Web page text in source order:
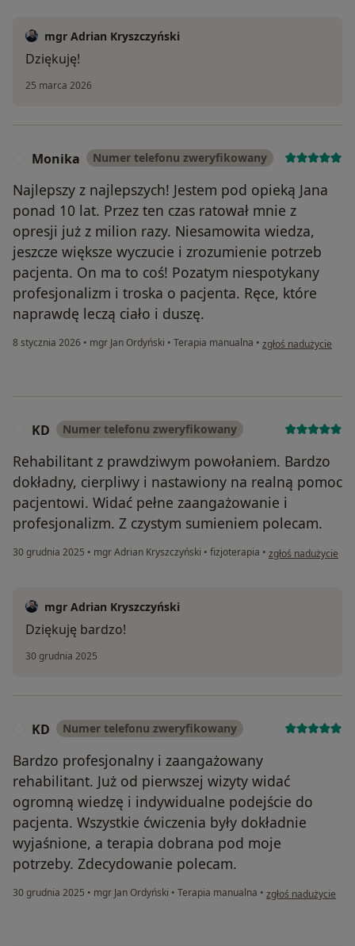
mgr Adrian Kryszczyński
Dziękuję!
25 marca 2026
Monika Numer telefonu zweryfikowany
Najlepszy z najlepszych! Jestem pod opieką Jana
ponad 10 lat. Przez ten czas ratował mnie z
opresji już z milion razy. Niesamowita wiedza,
jeszcze większe wyczucie i zrozumienie potrzeb
pacjenta. On ma to coś! Pozatym niespotykany
profesjonalizm i troska o pacjenta. Ręce, które
naprawdę leczą ciało i duszę.
8 stycznia 2026 • mgr Jan Ordyński • Terapia manualna • w opinii użytkownika
zgłoś nadużycie
KD Numer telefonu zweryfikowany
Rehabilitant z prawdziwym powołaniem. Bardzo
dokładny, cierpliwy i nastawiony na realną pomoc
pacjentowi. Widać pełne zaangażowanie i
profesjonalizm. Z czystym sumieniem polecam.
30 grudnia 2025 • mgr Adrian Kryszczyński • fizjoterapia • w opinii
zgłoś nadużycie
mgr Adrian Kryszczyński
Dziękuję bardzo!
30 grudnia 2025
KD Numer telefonu zweryfikowany
Bardzo profesjonalny i zaangażowany
rehabilitant. Już od pierwszej wizyty widać
ogromną wiedzę i indywidualne podejście do
pacjenta. Wszystkie ćwiczenia były dokładnie
wyjaśnione, a terapia dobrana pod moje
potrzeby. Zdecydowanie polecam.
30 grudnia 2025 • mgr Jan Ordyński • Terapia manualna • w opinii
zgłoś nadużycie